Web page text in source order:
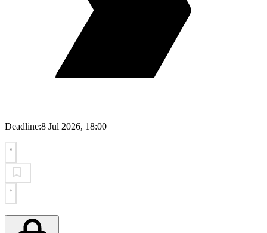
Deadline:8 Jul 2026, 18:00